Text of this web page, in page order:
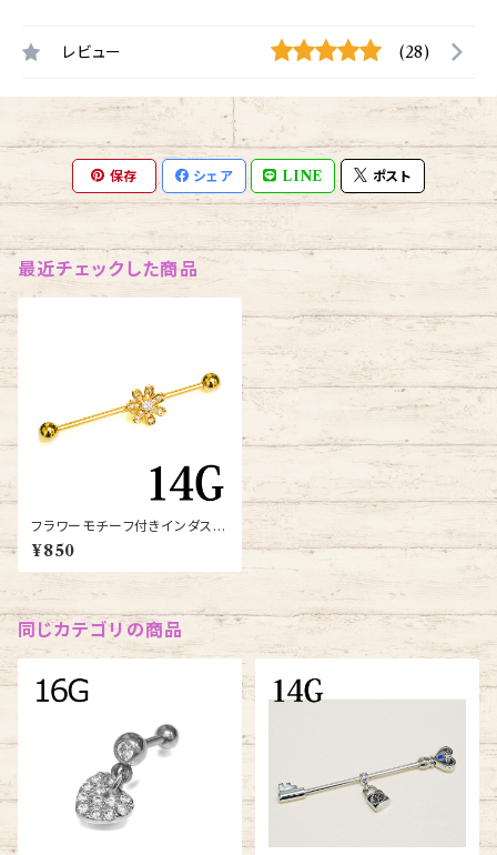
レビュー (28)
保存 シェア LINE ポスト
最近チェックした商品
フラワーモチーフ付きインダスト
リアルバーベル14G(bi81-14g-
gp)
¥850
同じカテゴリの商品